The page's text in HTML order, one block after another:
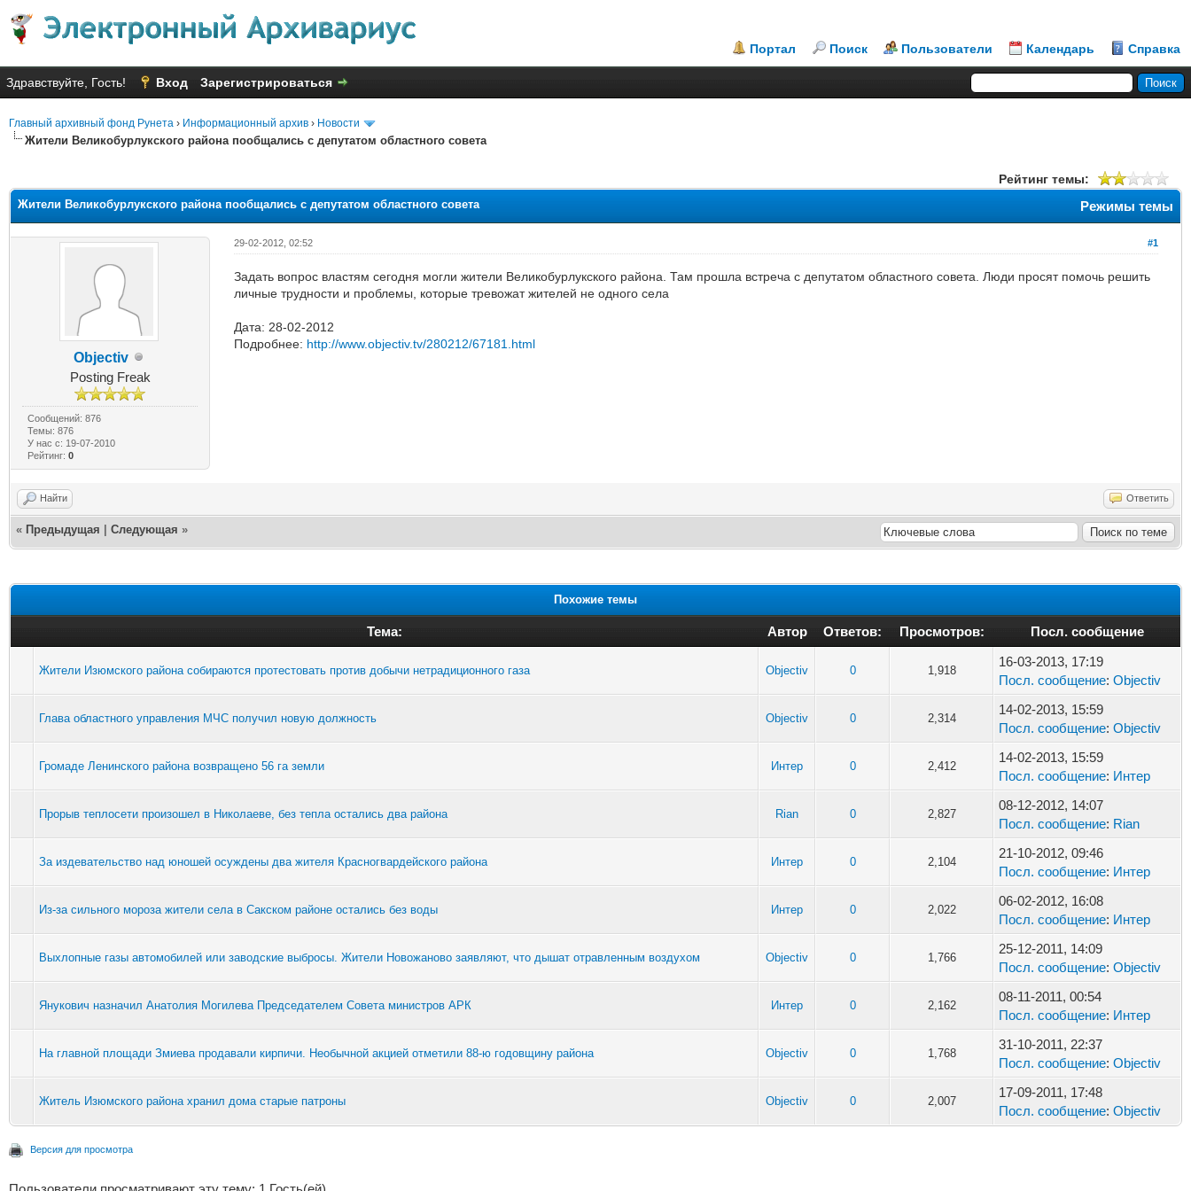
Портал Поиск Пользователи Календарь Справка
Здравствуйте, Гость! Вход Зарегистрироваться
Главный архивный фонд Рунета › Информационный архив › Новости
Жители Великобурлукского района пообщались с депутатом областного совета
Рейтинг темы:
Режимы темы
Жители Великобурлукского района пообщались с депутатом областного совета
Objectiv
Posting Freak
Сообщений: 876
Темы: 876
У нас с: 19-07-2010
Рейтинг:0
#1
29-02-2012, 02:52
Задать вопрос властям сегодня могли жители Великобурлукского района. Там прошла встреча с депутатом областного совета. Люди просят помочь решить
личные трудности и проблемы, которые тревожат жителей не одного села
Дата: 28-02-2012
Подробнее: http://www.objectiv.tv/280212/67181.html
Найти Ответить
« Предыдущая Следующая »
Похожие темы
Тема: Автор Ответов: Просмотров: Посл. сообщение
Жители Изюмского района собираются протестовать против добычи нетрадиционного газа Objectiv 0 1,918
16-03-2013, 17:19
Посл. сообщение: Objectiv
Глава областного управления МЧС получил новую должность Objectiv 0 2,314
14-02-2013, 15:59
Посл. сообщение: Objectiv
Громаде Ленинского района возвращено 56 га земли Интер 0 2,412
14-02-2013, 15:59
Посл. сообщение: Интер
Прорыв теплосети произошел в Николаеве, без тепла остались два района Rian 0 2,827
08-12-2012, 14:07
Посл. сообщение: Rian
За издевательство над юношей осуждены два жителя Красногвардейского района Интер 0 2,104
21-10-2012, 09:46
Посл. сообщение: Интер
Из-за сильного мороза жители села в Сакском районе остались без воды Интер 0 2,022
06-02-2012, 16:08
Посл. сообщение: Интер
Выхлопные газы автомобилей или заводские выбросы. Жители Новожаново заявляют, что дышат отравленным воздухом Objectiv 0 1,766
25-12-2011, 14:09
Посл. сообщение: Objectiv
Янукович назначил Анатолия Могилева Председателем Совета министров АРК Интер 0 2,162
08-11-2011, 00:54
Посл. сообщение: Интер
На главной площади Змиева продавали кирпичи. Необычной акцией отметили 88-ю годовщину района Objectiv 0 1,768
31-10-2011, 22:37
Посл. сообщение: Objectiv
Житель Изюмского района хранил дома старые патроны Objectiv 0 2,007
17-09-2011, 17:48
Посл. сообщение: Objectiv
Версия для просмотра